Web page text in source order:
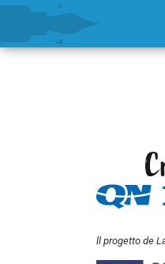
ll progetto de